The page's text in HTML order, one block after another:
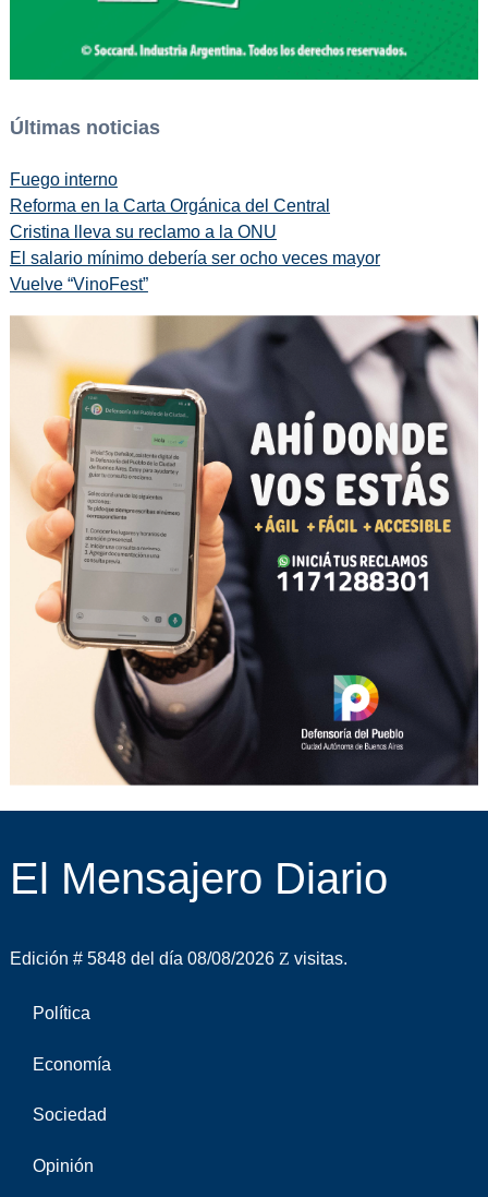
Últimas noticias
Fuego interno
Reforma en la Carta Orgánica del Central
Cristina lleva su reclamo a la ONU
El salario mínimo debería ser ocho veces mayor
Vuelve “VinoFest”
El Mensajero Diario
Edición # 5848 del día 08/08/2026 visitas.
Política
Economía
Sociedad
Opinión